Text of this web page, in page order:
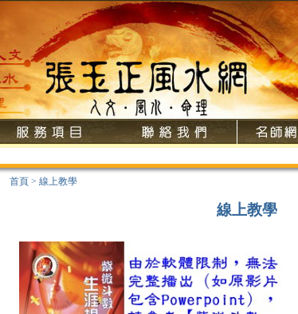
首頁 > 線上教學
線上教學